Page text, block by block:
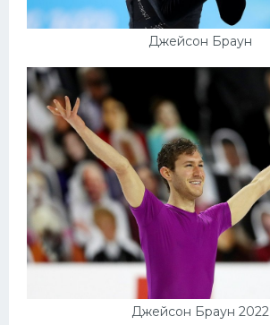
Джейсон Браун
Джейсон Браун 2022